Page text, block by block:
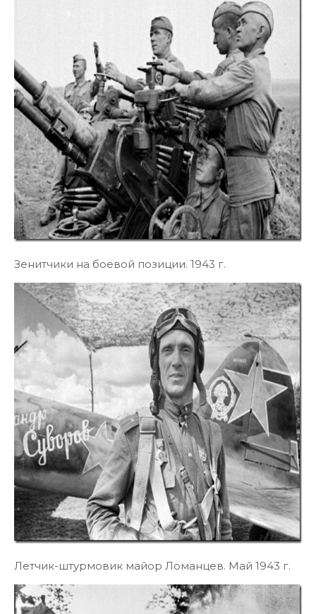
Зенитчики на боевой позиции. 1943 г.
Летчик-штурмовик майор Ломанцев. Май 1943 г.